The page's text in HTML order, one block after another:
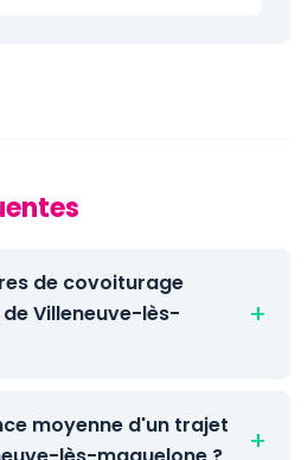
de covoiturage
Villeneuve-lès-
moyenne d'un trajet